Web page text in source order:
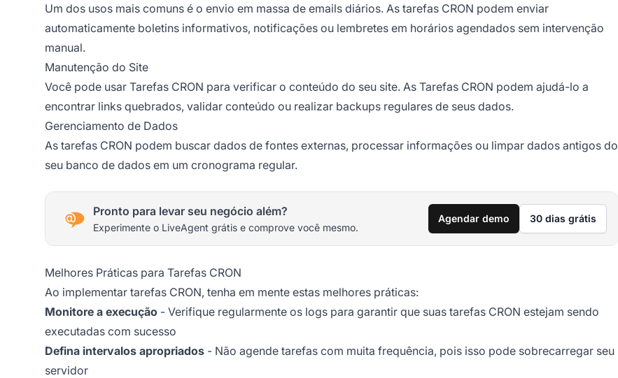
Um dos usos mais comuns é o envio em massa de emails diários. As tarefas CRON podem enviar
automaticamente boletins informativos, notificações ou lembretes em horários agendados sem intervenção
manual.
Manutenção do Site
Você pode usar Tarefas CRON para verificar o conteúdo do seu site. As Tarefas CRON podem ajudá-lo a
encontrar links quebrados, validar conteúdo ou realizar backups regulares de seus dados.
Gerenciamento de Dados
As tarefas CRON podem buscar dados de fontes externas, processar informações ou limpar dados antigos do
seu banco de dados em um cronograma regular.
Pronto para levar seu negócio além?
Experimente o LiveAgent grátis e comprove você mesmo.
Agendar demo 30 dias grátis
Melhores Práticas para Tarefas CRON
Ao implementar tarefas CRON, tenha em mente estas melhores práticas:
Monitore a execução - Verifique regularmente os logs para garantir que suas tarefas CRON estejam sendo
executadas com sucesso
Defina intervalos apropriados - Não agende tarefas com muita frequência, pois isso pode sobrecarregar seu
servidor